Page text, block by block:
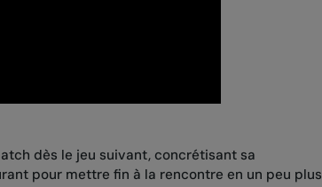
dès le jeu suivant, concrétisant sa
pour mettre fin à la rencontre en un peu plus